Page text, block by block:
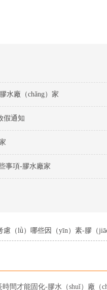
水廠（chǎng）家
假通知
事項-膠水廠家
慮（lǜ）哪些因（yīn）素-膠（
時間才能固化-膠水（shuǐ）廠（